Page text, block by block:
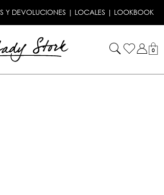
Y DEVOLUCIONES | LOCALES | LOOKBOOK
0